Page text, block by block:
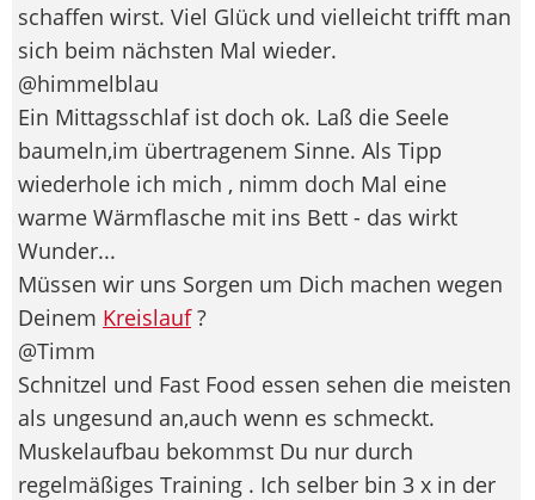
schaffen wirst. Viel Glück und vielleicht trifft man
sich beim nächsten Mal wieder.
@himmelblau
Ein Mittagsschlaf ist doch ok. Laß die Seele
baumeln,im übertragenem Sinne. Als Tipp
wiederhole ich mich , nimm doch Mal eine
warme Wärmflasche mit ins Bett - das wirkt
Wunder...
Müssen wir uns Sorgen um Dich machen wegen
Deinem Kreislauf?
@Timm
Schnitzel und Fast Food essen sehen die meisten
als ungesund an,auch wenn es schmeckt.
Muskelaufbau bekommst Du nur durch
regelmäßiges Training . Ich selber bin 3 x in der